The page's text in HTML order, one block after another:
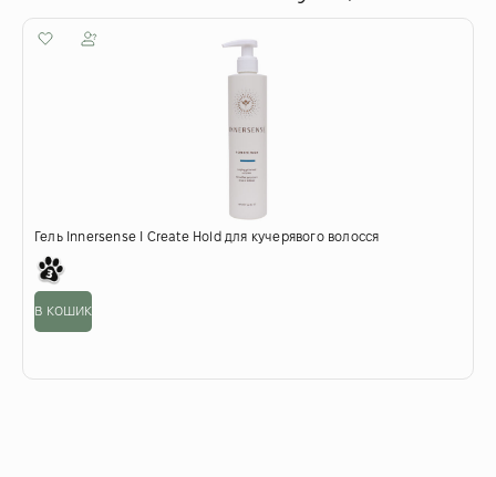
Гель Innersense I Create Hold для кучерявого волосся
в кошик